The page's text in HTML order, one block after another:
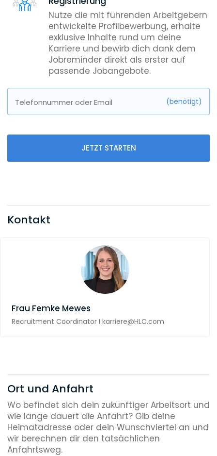
Nutze die mit führenden Arbeitgebern
entwickelte Profilbewerbung, erhalte
exklusive Inhalte rund um deine
Karriere und bewirb dich dank dem
Jobreminder direkt als erster auf
passende Jobangebote.
Telefonnummer oder Email (benötigt)
JETZT STARTEN
Kontakt
Frau Femke Mewes
Recruitment Coordinator I karriere@HLC.com
Ort und Anfahrt
Wo befindet sich dein zukünftiger Arbeitsort und
wie lange dauert die Anfahrt? Gib deine
Heimatadresse oder dein Wunschviertel an und
wir berechnen dir den tatsächlichen
Anfahrtsweg.